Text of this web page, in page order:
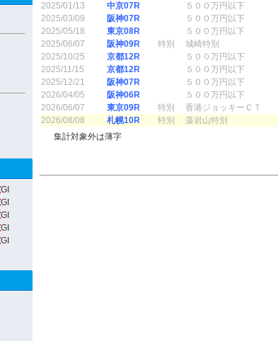
GI
GI
GI
GI
GI
2025/01/13
中京07R ５００万円以下
2025/03/09
阪神07R ５００万円以下
2025/05/18
東京08R ５００万円以下
2025/06/07
阪神09R 特別 城崎特別
2025/10/25
京都12R ５００万円以下
2025/11/15
京都12R ５００万円以下
2025/12/21
阪神07R ５００万円以下
2026/04/05
阪神06R ５００万円以下
2026/06/07
東京09R 特別 香港ジョッキーＣＴ
2026/08/08
札幌10R 特別 藻岩山特別
集計対象外は薄字